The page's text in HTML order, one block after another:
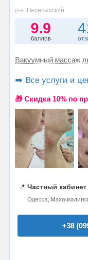
р-н. Пересыпский
9.9
баллов
Вакуумный массаж
➡️ Все услуги и
🎁 Cкидка 10% по
📍 Частный кабинет
Одесса,
+38